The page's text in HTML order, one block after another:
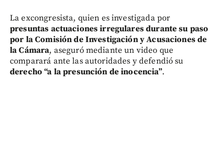
La excongresista, quien es investigada por
presuntas actuaciones irregulares durante su paso
por la Comisión de Investigación y Acusaciones de
la Cámara, aseguró mediante un video que
comparará ante las autoridades y defendió su
derecho “a la presunción de inocencia”.